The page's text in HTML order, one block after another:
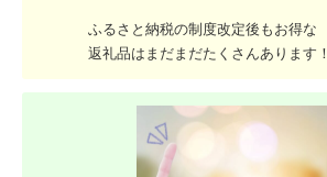
ふるさと納税の制度改定後もお得な
返礼品はまだまだたくさんあります！